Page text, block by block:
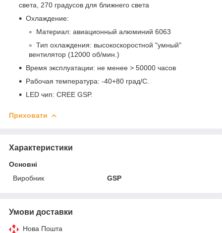
света, 270 градусов для ближнего света
Охлаждение:
Материал: авиационный алюминий 6063
Тип охлаждения: высокоскоростной "умный"
вентилятор (12000 об/мин.)
Время эксплуатации: не менее > 50000 часов
Рабочая температура: -40+80 град/С.
LED чип: CREE GSP.
Приховати
Характеристики
Основні
Виробник
GSP
Умови доставки
Нова Пошта